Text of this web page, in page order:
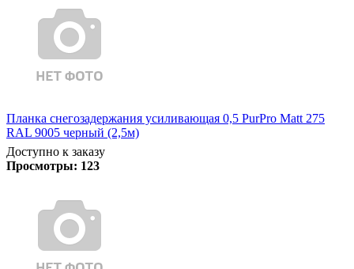
Планка снегозадержания усиливающая 0,5 PurPro Matt 275
RAL 9005 черный (2,5м)
Доступно к заказу
Просмотры: 123